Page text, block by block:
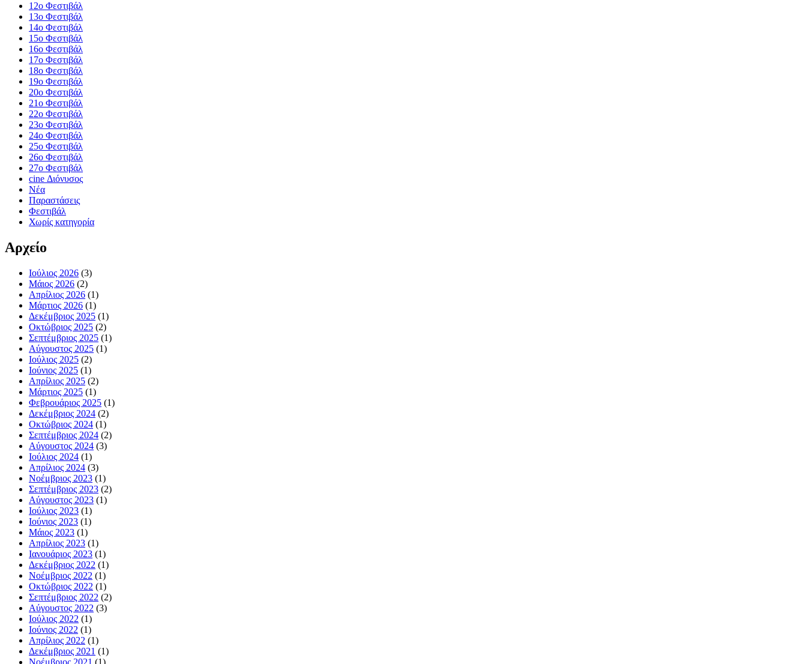
12o Φεστιβάλ
13ο Φεστιβάλ
14ο Φεστιβάλ
15ο Φεστιβάλ
16ο Φεστιβάλ
17ο Φεστιβάλ
18ο Φεστιβάλ
19ο Φεστιβάλ
20ο Φεστιβάλ
21ο Φεστιβάλ
22ο Φεστιβάλ
23ο Φεστιβάλ
24ο Φεστιβάλ
25ο Φεστιβάλ
26ο Φεστιβάλ
27ο Φεστιβάλ
cine Διόνυσος
Νέα
Παραστάσεις
Φεστιβάλ
Χωρίς κατηγορία
Αρχείο
Ιούλιος 2026 (3)
Μάιος 2026 (2)
Απρίλιος 2026 (1)
Μάρτιος 2026 (1)
Δεκέμβριος 2025 (1)
Οκτώβριος 2025 (2)
Σεπτέμβριος 2025 (1)
Αύγουστος 2025 (1)
Ιούλιος 2025 (2)
Ιούνιος 2025 (1)
Απρίλιος 2025 (2)
Μάρτιος 2025 (1)
Φεβρουάριος 2025 (1)
Δεκέμβριος 2024 (2)
Οκτώβριος 2024 (1)
Σεπτέμβριος 2024 (2)
Αύγουστος 2024 (3)
Ιούλιος 2024 (1)
Απρίλιος 2024 (3)
Νοέμβριος 2023 (1)
Σεπτέμβριος 2023 (2)
Αύγουστος 2023 (1)
Ιούλιος 2023 (1)
Ιούνιος 2023 (1)
Μάιος 2023 (1)
Απρίλιος 2023 (1)
Ιανουάριος 2023 (1)
Δεκέμβριος 2022 (1)
Νοέμβριος 2022 (1)
Οκτώβριος 2022 (1)
Σεπτέμβριος 2022 (2)
Αύγουστος 2022 (3)
Ιούλιος 2022 (1)
Ιούνιος 2022 (1)
Απρίλιος 2022 (1)
Δεκέμβριος 2021 (1)